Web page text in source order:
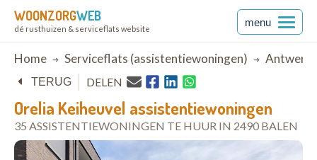
WOONZORGWEB
dé rusthuizen & serviceflats website
menu
Breadcrumb
Home Serviceflats (assistentiewoningen)
Orelia Keiheuvel assistentiewoningen
35 ASSISTENTIEWONINGEN TE HUUR IN 2490 BALEN
TERUG DELEN
open in Google Maps